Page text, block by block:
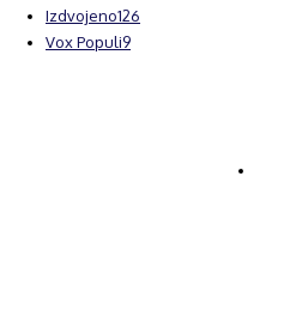
Izdvojeno126
Vox Populi9